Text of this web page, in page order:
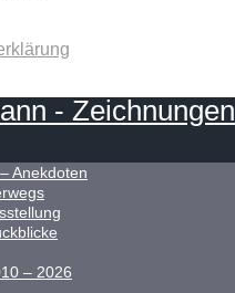
- Zeichnungen
Anekdoten
– 2026